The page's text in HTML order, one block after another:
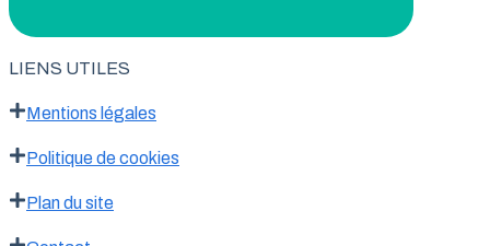
LIENS UTILES
Mentions légales
Politique de cookies
Plan du site